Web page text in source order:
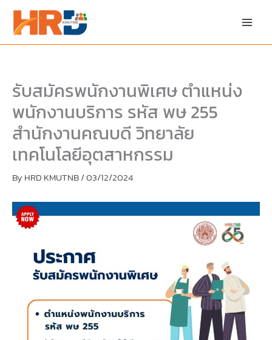
content
รับสมัครพนักงานพิเศษ ตำแหน่ง
พนักงานบริการ รหัส พษ 255
สำนักงานคณบดี วิทยาลัย
เทคโนโลยีอุตสาหกรรม
By HRD KMUTNB/03/12/2024
PDF